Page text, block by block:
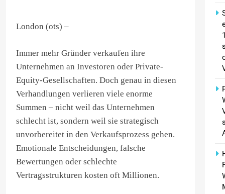
London (ots) –
Immer mehr Gründer verkaufen ihre
Unternehmen an Investoren oder Private-
Equity-Gesellschaften. Doch genau in diesen
Verhandlungen verlieren viele enorme
Summen – nicht weil das Unternehmen
schlecht ist, sondern weil sie strategisch
unvorbereitet in den Verkaufsprozess gehen.
Emotionale Entscheidungen, falsche
Bewertungen oder schlechte
Vertragsstrukturen kosten oft Millionen.